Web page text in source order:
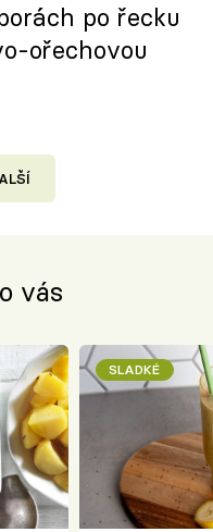
po řecku
ořechovou
vás
SLADKÉ